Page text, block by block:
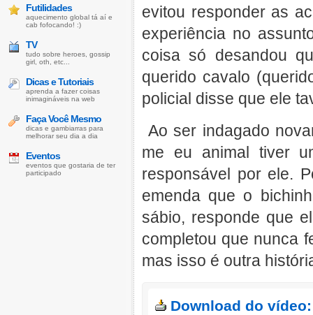
evitou responder as
experiência no
coisa só desandou
querido cavalo
policial disse que ele
Ao ser indagado
me eu animal tiver
responsável por ele.
emenda que o
sábio, responde que
completou que nunca
mas isso é outra
Download do
Futilidades
aquecimento global tá aí e
cab fofocando! :)
TV
tudo sobre heroes, gossip
girl, oth, etc...
Dicas e Tutoriais
aprenda a fazer coisas
inimagináveis na web
Faça Você Mesmo
dicas e gambiarras para
melhorar seu dia a dia
Eventos
eventos que gostaria de ter
participado